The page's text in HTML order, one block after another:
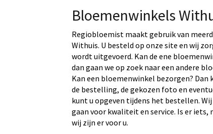
Bloemenwinkels
Regiobloemist maakt gebruik van
Withuis. U besteld op onze site en wij
wordt uitgevoerd. Kan de ene
dan gaan we op zoek naar een andere
Kan een bloemenwinkel bezorgen?
de bestelling, de gekozen foto en
kunt u opgeven tijdens het bestellen.
gaan voor kwaliteit en service. Is er
wij zijn er voor u.